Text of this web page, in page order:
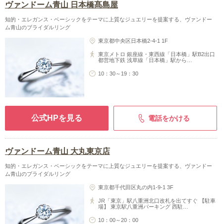
ヴァンドーム青山 日本橋髙島屋
知的・エレガンス・ベーシックをテーマに上質なジュエリーを提案する、ヴァンドー
ム青山のブライダルリング
東京都中央区日本橋2-4-1 1F
東京メトロ 銀座線・東西線「日本橋」駅B2出口
都営地下鉄 浅草線「日本橋」駅から…
10：30～19：30
公式HPを見る 電話をかける
ヴァンドーム青山 大丸東京店
知的・エレガンス・ベーシックをテーマに上質なジュエリーを提案する、ヴァンドー
ム青山のブライダルリング
東京都千代田区丸の内1-9-1 3F
JR「東京」駅八重洲北口改札を出てすぐ 【駐車
場】 東京駅八重洲パーキング 西駐…
10：00～20：00